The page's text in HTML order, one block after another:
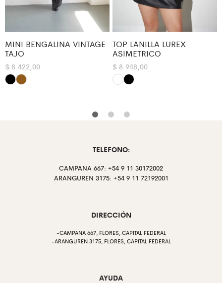
MINI BENGALINA VINTAGE
TAJO
$ 8.422,00
TOP LANILLA LUREX
ASIMETRICO
$ 8.948,00
TELEFONO:
CAMPANA 667: +54 9 11 30172002
ARANGUREN 3175: +54 9 11 72192001
DIRECCIÓN
-CAMPANA 667, FLORES, CAPITAL FEDERAL
-ARANGUREN 3175, FLORES, CAPITAL FEDERAL
AYUDA